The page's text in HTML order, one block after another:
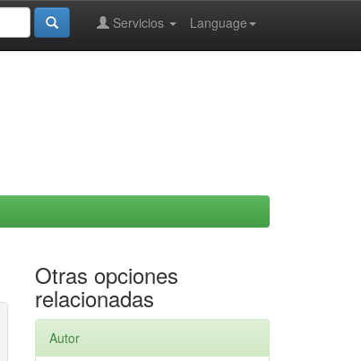
Language
Servicios
Otras opciones
relacionadas
Autor